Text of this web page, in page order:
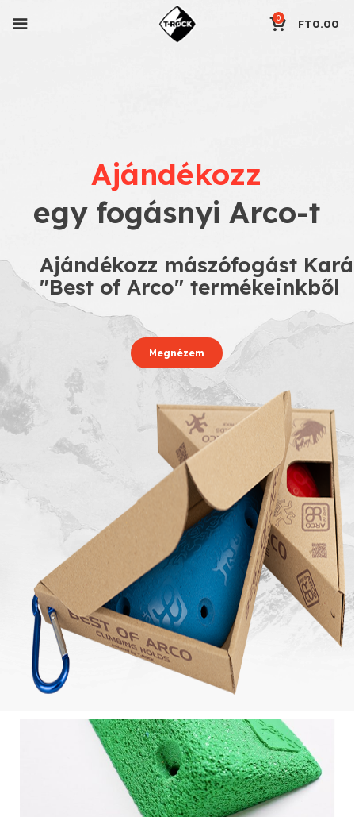
0 FT0.00
Ajándékozz mászófogást
"Best of Arco" termékeinkből
Ajándékozz
egy fogásnyi Arco-t
Megnézem